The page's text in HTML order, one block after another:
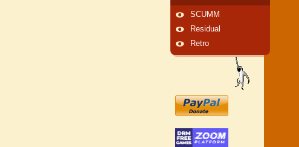
SCUMM
Residual
Retro